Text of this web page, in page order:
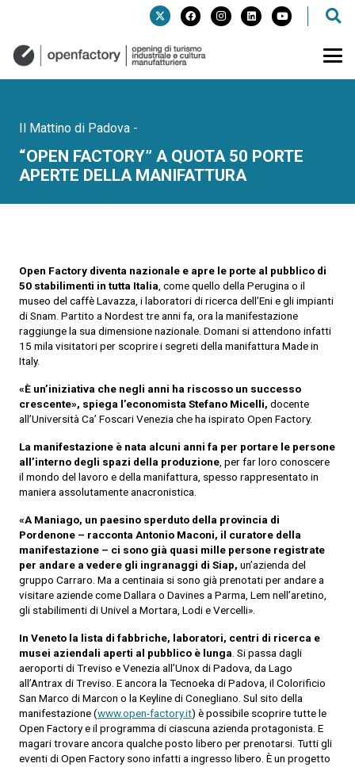
Il Mattino di Padova -
“OPEN FACTORY” A QUOTA 50 PORTE
APERTE DELLA MANIFATTURA
Open Factory diventa nazionale e apre le porte al pubblico di
50 stabilimenti in tutta Italia , come quello della Perugina o il
museo del caffè Lavazza, i laboratori di ricerca dell’Eni e gli impianti
di Snam. Partito a Nordest tre anni fa, ora la manifestazione
raggiunge la sua dimensione nazionale. Domani si attendono infatti
15 mila visitatori per scoprire i segreti della manifattura Made in
Italy.
«È un’iniziativa che negli anni ha riscosso un successo
crescente», spiega l’economista Stefano Micelli, docente
all’Università Ca’ Foscari Venezia che ha ispirato Open Factory.
La manifestazione è nata alcuni anni fa per portare le persone
all’interno degli spazi della produzione , per far loro conoscere
il mondo del lavoro e della manifattura, spesso rappresentato in
maniera assolutamente anacronistica.
«A Maniago, un paesino sperduto della provincia di
Pordenone – racconta Antonio Maconi, il curatore della
manifestazione – ci sono già quasi mille persone registrate
per andare a vedere gli ingranaggi di Siap, un’azienda del
gruppo Carraro. Ma a centinaia si sono già prenotati per andare a
visitare aziende come Dallara o Davines a Parma, Lem nell’aretino,
gli stabilimenti di Univel a Mortara, Lodi e Vercelli».
In Veneto la lista di fabbriche, laboratori, centri di ricerca e
musei aziendali aperti al pubblico è lunga . Si passa dagli
aeroporti di Treviso e Venezia all’Unox di Padova, da Lago
all’Antrax di Treviso. E ancora la Tecnoeka di Padova, il Colorificio
San Marco di Marcon o la Keyline di Conegliano. Sul sito della
manifestazione (www.open-factory.it) è possibile scoprire tutte le
Open Factory e il programma di ciascuna azienda protagonista. E
magari trovare ancora qualche posto libero per prenotarsi. Tutti gli
eventi di Open Factory sono infatti a ingresso libero. È un progetto